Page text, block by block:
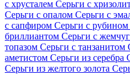
с хрусталем Серьги с
Серьги с опалом Серьги с
с сапфиром Серьги с рубином
бриллиантом Серьги с
топазом Серьги с танзанитом
аметистом Серьги из серебра
Серьги из желтого золота